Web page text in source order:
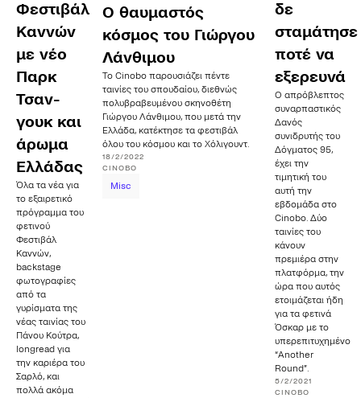
Φεστιβάλ
Καννών
με νέο
Παρκ
Τσαν-
γουκ και
άρωμα
Ελλάδας
Όλα τα νέα για
το εξαιρετικό
πρόγραμμα του
φετινού
Φεστιβάλ
Καννών,
backstage
φωτογραφίες
από τα
γυρίσματα της
νέας ταινίας του
Πάνου Κούτρα,
longread για
την καριέρα του
Σαρλό, και
πολλά ακόμα
Ο θαυμαστός
κόσμος του Γιώργου
Λάνθιμου
Το Cinobo παρουσιάζει πέντε
ταινίες του σπουδαίου, διεθνώς
πολυβραβευμένου σκηνοθέτη
Γιώργου Λάνθιμου, που μετά την
Ελλάδα, κατέκτησε τα φεστιβάλ
όλου του κόσμου και το Χόλιγουντ.
18/2/2022
CINOBO
Misc
δε
σταμάτησε
ποτέ να
εξερευνά
Ο απρόβλεπτος
συναρπαστικός
Δανός
συνιδρυτής του
Δόγματος 95,
έχει την
τιμητική του
αυτή την
εβδομάδα στο
Cinobo. Δύο
ταινίες του
κάνουν
πρεμιέρα στην
πλατφόρμα, την
ώρα που αυτός
ετοιμάζεται ήδη
για τα φετινά
Όσκαρ με το
υπερεπιτυχημένο
“Another
Round”.
5/2/2021
CINOBO